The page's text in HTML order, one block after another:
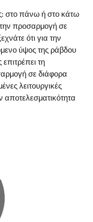
στο πάνω ή στο κάτω
προσαρμογή σε
ότι για την
ύψος της ράβδου
τη
σε διάφορα
λειτουργικές
αποτελεσματικότητα